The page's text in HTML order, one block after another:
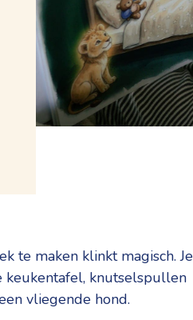
te maken klinkt magisch. Je
keukentafel, knutselspullen
vliegende hond.